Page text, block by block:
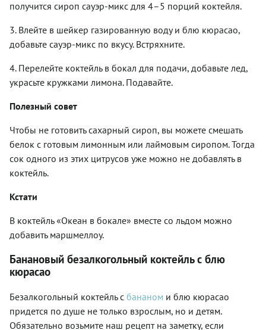
получится сироп сауэр-микс для 4–5 порций коктейля.
3. Влейте в шейкер газированную воду и блю кюрасао,
добавьте сауэр-микс по вкусу. Встряхните.
4. Перелейте коктейль в бокал для подачи, добавьте лед,
украсьте кружками лимона. Подавайте.
Полезный совет
Чтобы не готовить сахарный сироп, вы можете смешать
белок с готовым лимонным или лаймовым сиропом. Тогда
сок одного из этих цитрусов уже можно не добавлять в
коктейль.
Кстати
В коктейль «Океан в бокале» вместе со льдом можно
добавить маршмеллоу.
Банановый безалкогольный коктейль с блю
кюрасао
Безалкогольный коктейль с бананом и блю кюрасао
придется по душе не только взрослым, но и детям.
Обязательно возьмите наш рецепт на заметку, если